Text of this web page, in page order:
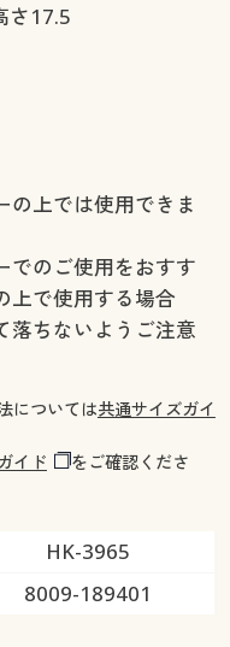
さ17.5
上では使用できま
のご使用をおすす
上で使用する場合
落ちないようご注意
については共通サイズガイ
イド
をご確認くださ
HK-3965
8009-189401